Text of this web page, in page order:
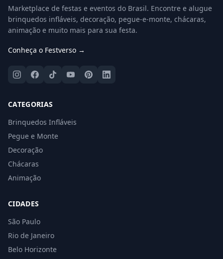
Marketplace de festas e eventos do Brasil. Encontre e alugue
brinquedos infláveis, decoração, pegue-e-monte, chácaras,
animação e muito mais para sua festa.
Conheça o Festverso →
CATEGORIAS
Brinquedos Infláveis
Pegue e Monte
Decoração
Chácaras
Animação
CIDADES
São Paulo
Rio de Janeiro
Belo Horizonte